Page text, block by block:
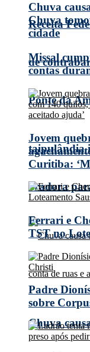
Receita
de
Ponte da
taipulândia
aradora
Chuva
Chuva
Chuva
cidade
Missal
contas
Jovem
Curitiba:
Ferrari e
TST no
Padre
sobre